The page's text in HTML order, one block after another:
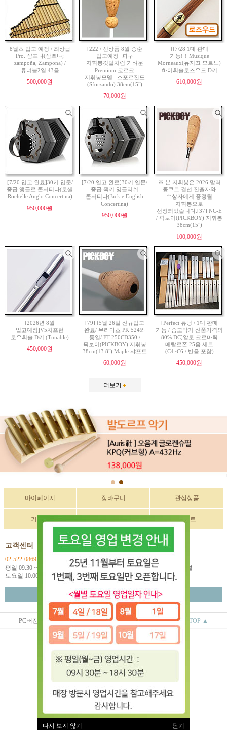
8월초 입고 예정 / 최상급
Pro. 샴포냐(삼뽀냐;
zampoña, Zampona) /
튜너블2열 43음
500,000원
[222 / 신상품 8월 중순
입고예정] 파구
지휘봉깃털처럼 가벼운
Premium 코르크
지휘봉모델 : 스포르잔도
(Sforzando) 38cm(15")
70,000원
[[7/28 1대 판매
가능!]!]Musique
Morneaux(뮤지끄 모르노)
하이휘슬로즈우드 D키
610,000원
[7/20 입고 완료]30키 입문/
중급 앵글로 콘서티나(로셸
Rochelle Anglo Concertina)
950,000원
[7/20 입고 완료]30키 입문/
중급 잭키 잉글리쉬
콘서티나(Jackie English
Concertina)
950,000원
※ 본 지휘봉은 2026 말러
콩쿠르 결선 진출자와
수상자에게 증정될
지휘봉으로
선정되었습니다.[37] NC-E
/ 픽보이(PICKBOY) 지휘봉
38cm(15")
100,000원
[2026년 8월
입고예정]V5치프턴
로우휘슬 D키 (Tunable)
450,000원
[79] [5월 26일 신규입고
완료/ 무라마츠 PK 524와
동일/ FT-250CD350 /
픽보이(PICKBOY) 지휘봉
38cm(13.8") Maple 샤프트
60,000원
[Perfect 튜닝 / 1대 판매
가능 / 중고악기 신품가격의
80% DC]알토 크로마틱
메탈로폰 25음 세트
(C4~C6 / 반음 포함)
450,000원
더보기
마이페이지 장바구니 관심상품
기획전 이벤트
고객센터
02-522-0869
평일 09:30 ~ 18:00
토요일 10:00 ~ 18:00
입금계좌정보
국민 270901-04-033114
예금주: (주)한독인터네셔널
월~금 택배마감 16:00
고객센터 연결
PC버전 상점정보 이용안내 TOP ▲
(주)한독인터네셔널
대표 : 오상배 ㅣ 개인정보 보호 책임자 : 오상배
사업자 등록번호 : 129-81-79618
통신판매업신고번호 : 제 2014-서울서초-0781호
전화 : 02-522-0869
(서초동 1585-10번지 2층)
이용약관| 개인정보처리방침
유럽악기 ⓒ All rights reserved.
다시 보지 않기 닫기